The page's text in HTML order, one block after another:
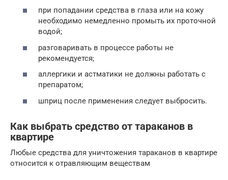
при попадании средства в глаза или на кожу
необходимо немедленно промыть их проточной
водой;
разговаривать в процессе работы не
рекомендуется;
аллергики и астматики не должны работать с
препаратом;
шприц после применения следует выбросить.
Как выбрать средство от тараканов в
квартире
Любые средства для уничтожения тараканов в квартире
относится к отравляющим веществам